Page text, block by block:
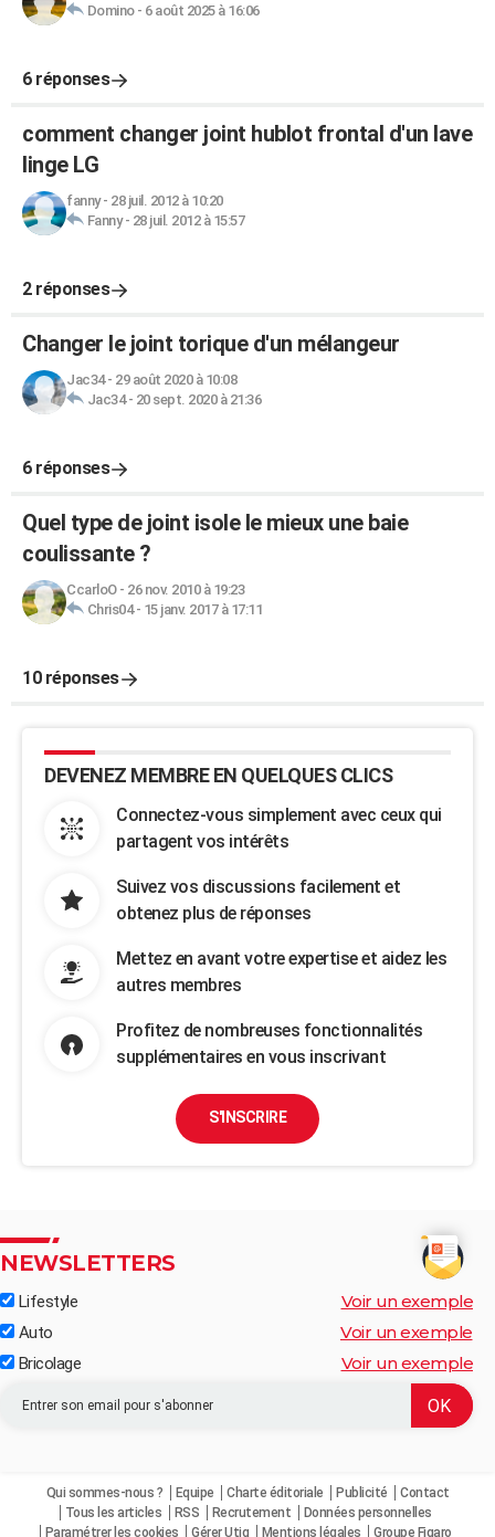
Domino- 6 août 2025 à 16:06
6 réponses
comment changer joint hublot frontal d'un lave
linge LG
fanny- 28 juil. 2012 à 10:20
Fanny- 28 juil. 2012 à 15:57
2 réponses
Changer le joint torique d'un mélangeur
Jac34- 29 août 2020 à 10:08
Jac34- 20 sept. 2020 à 21:36
6 réponses
Quel type de joint isole le mieux une baie
coulissante ?
CcarloO- 26 nov. 2010 à 19:23
Chris04- 15 janv. 2017 à 17:11
10 réponses
DEVENEZ MEMBRE EN QUELQUES CLICS
Connectez-vous simplement avec ceux qui
partagent vos intérêts
Suivez vos discussions facilement et
obtenez plus de réponses
Mettez en avant votre expertise et aidez les
autres membres
Profitez de nombreuses fonctionnalités
supplémentaires en vous inscrivant
S'INSCRIRE
NEWSLETTERS
Lifestyle Voir un exemple
Auto Voir un exemple
Bricolage Voir un exemple
Qui sommes-nous ? Equipe Charte éditoriale Publicité
Contact
Tous les articles
RSS Recrutement
Données personnelles
Paramétrer les cookies
Gérer Utiq Mentions légales Groupe Figaro